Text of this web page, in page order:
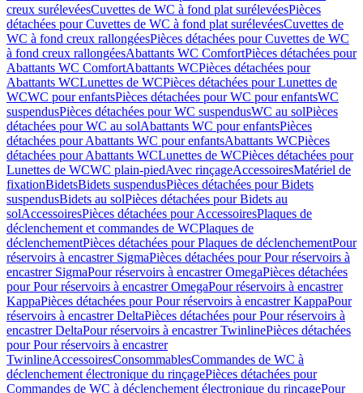
creux surélevéesCuvettes de WC à fond plat surélevéesPièces
détachées pour Cuvettes de WC à fond plat surélevéesCuvettes de
WC à fond creux rallongéesPièces détachées pour Cuvettes de WC
à fond creux rallongéesAbattants WC ComfortPièces détachées pour
Abattants WC ComfortAbattants WCPièces détachées pour
Abattants WCLunettes de WCPièces détachées pour Lunettes de
WCWC pour enfantsPièces détachées pour WC pour enfantsWC
suspendusPièces détachées pour WC suspendusWC au solPièces
détachées pour WC au solAbattants WC pour enfantsPièces
détachées pour Abattants WC pour enfantsAbattants WCPièces
détachées pour Abattants WCLunettes de WCPièces détachées pour
Lunettes de WCWC plain-piedAvec rinçageAccessoiresMatériel de
fixationBidetsBidets suspendusPièces détachées pour Bidets
suspendusBidets au solPièces détachées pour Bidets au
solAccessoiresPièces détachées pour AccessoiresPlaques de
déclenchement et commandes de WCPlaques de
déclenchementPièces détachées pour Plaques de déclenchementPour
réservoirs à encastrer SigmaPièces détachées pour Pour réservoirs à
encastrer SigmaPour réservoirs à encastrer OmegaPièces détachées
pour Pour réservoirs à encastrer OmegaPour réservoirs à encastrer
KappaPièces détachées pour Pour réservoirs à encastrer KappaPour
réservoirs à encastrer DeltaPièces détachées pour Pour réservoirs à
encastrer DeltaPour réservoirs à encastrer TwinlinePièces détachées
pour Pour réservoirs à encastrer
TwinlineAccessoiresConsommablesCommandes de WC à
déclenchement électronique du rinçagePièces détachées pour
Commandes de WC à déclenchement électronique du rinçagePour